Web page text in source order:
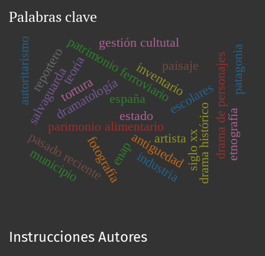
Palabras clave
escolares
parimonio alimentario
patrimonio ferroviario
dramatología drama de personajes
drama histórico
salvaguarda
antiguedad
inventario
estado
autoritarismo
fotografía
gestión cultutal
siglo xx
españa
etnografía
paisaje
pasado reciente enap
reporterotortura
teoría patagonia
municipio industria
artista
Instrucciones Autores